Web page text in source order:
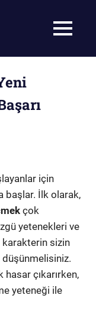
MENU
için
başlar. İlk olarak,
çok
yetenekleri ve
karakterin sizin
çıkarırken,
yeteneği ile